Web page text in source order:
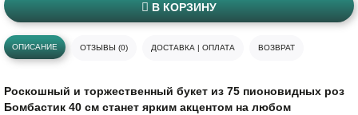
В КОРЗИНУ
ОПИСАНИЕ ОТЗЫВЫ (0) ДОСТАВКА | ОПЛАТА ВОЗВРАТ
Роскошный и торжественный букет из 75 пионовидных роз
Бомбастик 40 см станет ярким акцентом на любом